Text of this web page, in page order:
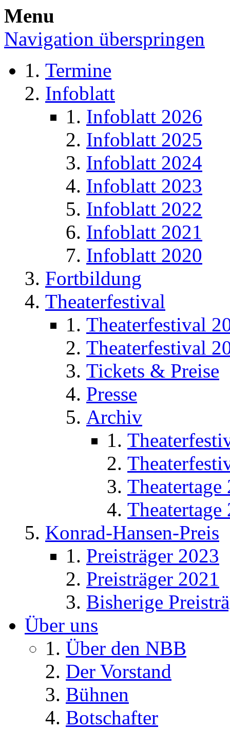
Menu
Navigation überspringen
Termine
Infoblatt
Infoblatt 2026
Infoblatt 2025
Infoblatt 2024
Infoblatt 2023
Infoblatt 2022
Infoblatt 2021
Infoblatt 2020
Fortbildung
Theaterfestival
Theaterfestival
Theaterfestival
Tickets & Preise
Presse
Archiv
Theatertage
Theatertage
Konrad-Hansen-Preis
Preisträger 2023
Preisträger 2021
Bisherige
Über uns
Über den NBB
Der Vorstand
Bühnen
Botschafter